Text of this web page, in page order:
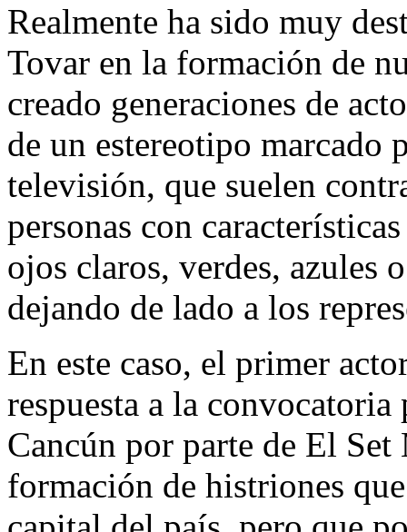
Realmente ha sido muy
Tovar en la formación de
creado generaciones de
de un estereotipo marcado
televisión, que suelen
personas con
ojos claros, verdes, azules
dejando de lado a los
En este caso, el primer
respuesta a la
Cancún por parte de El
formación de histriones